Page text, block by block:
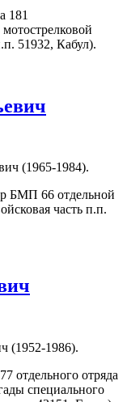
181
51932, Кабул).
(1965-1984).
БМП 66 отдельной
часть п.п.
(1952-1986).
отдельного отряда
специального